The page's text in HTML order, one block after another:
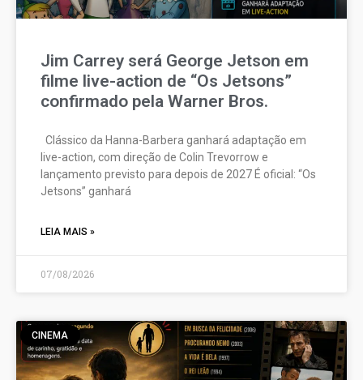
Jim Carrey será George Jetson em
filme live-action de “Os Jetsons”
confirmado pela Warner Bros.
Clássico da Hanna-Barbera ganhará adaptação em
live-action, com direção de Colin Trevorrow e
lançamento previsto para depois de 2027 É oficial: “Os
Jetsons” ganhará
LEIA MAIS »
07/08/2026
CINEMA